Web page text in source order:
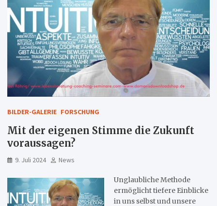
BILDER-GALERIE FORSCHUNG
Mit der eigenen Stimme die Zukunft
voraussagen?
9. Juli 2024 News
Unglaubliche Methode
ermöglicht tiefere Einblicke
in uns selbst und unsere